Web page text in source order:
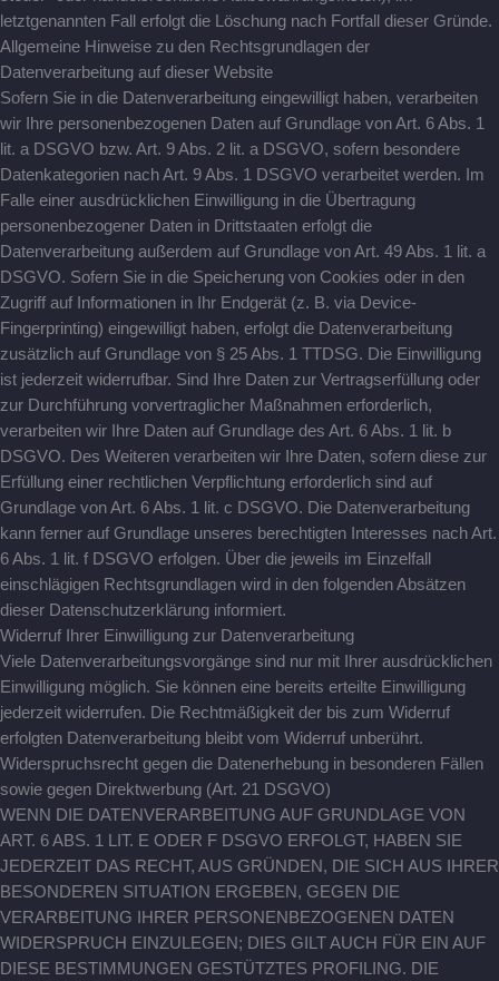
letztgenannten Fall erfolgt die Löschung nach Fortfall dieser Gründe.
Allgemeine Hinweise zu den Rechtsgrundlagen der
Datenverarbeitung auf dieser Website
Sofern Sie in die Datenverarbeitung eingewilligt haben, verarbeiten
wir Ihre personenbezogenen Daten auf Grundlage von Art. 6 Abs. 1
lit. a DSGVO bzw. Art. 9 Abs. 2 lit. a DSGVO, sofern besondere
Datenkategorien nach Art. 9 Abs. 1 DSGVO verarbeitet werden. Im
Falle einer ausdrücklichen Einwilligung in die Übertragung
personenbezogener Daten in Drittstaaten erfolgt die
Datenverarbeitung außerdem auf Grundlage von Art. 49 Abs. 1 lit. a
DSGVO. Sofern Sie in die Speicherung von Cookies oder in den
Zugriff auf Informationen in Ihr Endgerät (z. B. via Device-
Fingerprinting) eingewilligt haben, erfolgt die Datenverarbeitung
zusätzlich auf Grundlage von § 25 Abs. 1 TTDSG. Die Einwilligung
ist jederzeit widerrufbar. Sind Ihre Daten zur Vertragserfüllung oder
zur Durchführung vorvertraglicher Maßnahmen erforderlich,
verarbeiten wir Ihre Daten auf Grundlage des Art. 6 Abs. 1 lit. b
DSGVO. Des Weiteren verarbeiten wir Ihre Daten, sofern diese zur
Erfüllung einer rechtlichen Verpflichtung erforderlich sind auf
Grundlage von Art. 6 Abs. 1 lit. c DSGVO. Die Datenverarbeitung
kann ferner auf Grundlage unseres berechtigten Interesses nach Art.
6 Abs. 1 lit. f DSGVO erfolgen. Über die jeweils im Einzelfall
einschlägigen Rechtsgrundlagen wird in den folgenden Absätzen
dieser Datenschutzerklärung informiert.
Widerruf Ihrer Einwilligung zur Datenverarbeitung
Viele Datenverarbeitungsvorgänge sind nur mit Ihrer ausdrücklichen
Einwilligung möglich. Sie können eine bereits erteilte Einwilligung
jederzeit widerrufen. Die Rechtmäßigkeit der bis zum Widerruf
erfolgten Datenverarbeitung bleibt vom Widerruf unberührt.
Widerspruchsrecht gegen die Datenerhebung in besonderen Fällen
sowie gegen Direktwerbung (Art. 21 DSGVO)
WENN DIE DATENVERARBEITUNG AUF GRUNDLAGE VON
ART. 6 ABS. 1 LIT. E ODER F DSGVO ERFOLGT, HABEN SIE
JEDERZEIT DAS RECHT, AUS GRÜNDEN, DIE SICH AUS IHRER
BESONDEREN SITUATION ERGEBEN, GEGEN DIE
VERARBEITUNG IHRER PERSONENBEZOGENEN DATEN
WIDERSPRUCH EINZULEGEN; DIES GILT AUCH FÜR EIN AUF
DIESE BESTIMMUNGEN GESTÜTZTES PROFILING. DIE